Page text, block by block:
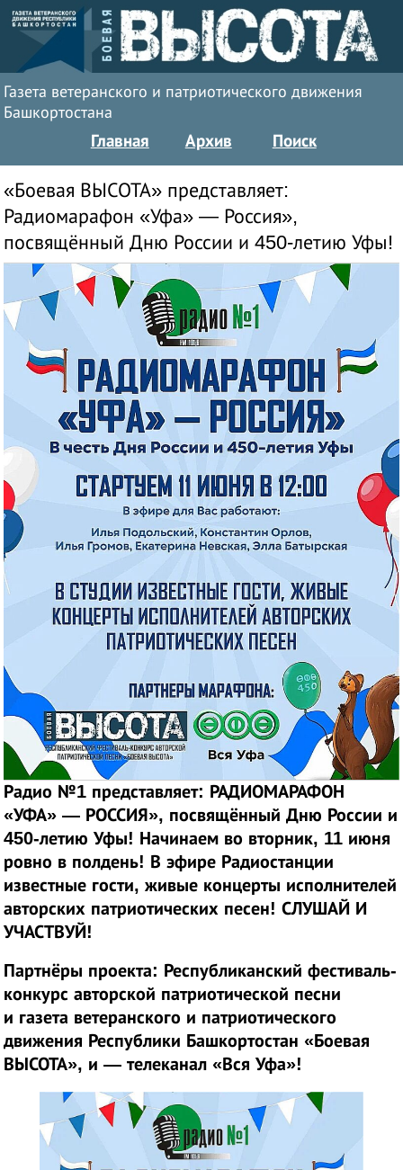
Газета ветеранского и патриотического движения
Башкортостана
Главная Архив Поиск
«Боевая ВЫСОТА» представляет:
Радиомарафон «Уфа» — Россия»,
посвящённый Дню России и 450-летию Уфы!
Радио №1 представляет: РАДИОМАРАФОН
«УФА» — РОССИЯ», посвящённый Дню России и
450-летию Уфы! Начинаем во вторник, 11 июня
ровно в полдень! В эфире Радиостанции
известные гости, живые концерты исполнителей
авторских патриотических песен! СЛУШАЙ И
УЧАСТВУЙ!
Партнёры проекта: Республиканский фестиваль-
конкурс авторской патриотической песни
и газета ветеранского и патриотического
движения Республики Башкортостан «Боевая
ВЫСОТА», и—телеканал «Вся Уфа»!